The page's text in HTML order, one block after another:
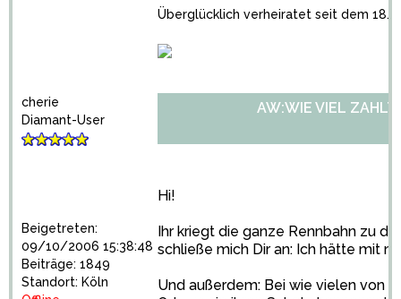
Überglücklich verheiratet seit dem
cherie
Diamant-User
Beigetreten:
09/10/2006 15:38:48
Beiträge: 1849
Standort: Köln
AW:WIE VIEL ZAHLT
Hi!
Ihr kriegt die ganze Rennbahn zu
schließe mich Dir an: Ich hätte mit
Und außerdem: Bei wie vielen von